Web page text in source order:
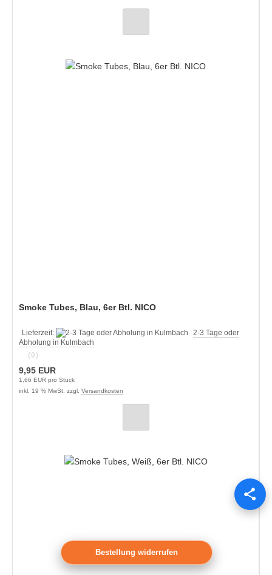
Smoke Tubes, Blau, 6er Btl. NICO
Lieferzeit:
2-3 Tage oder
Abholung in Kulmbach
(0)
9,95 EUR
1,66 EUR pro Stück
inkl. 19 % MwSt. zzgl. Versandkosten
Bestellung widerrufen